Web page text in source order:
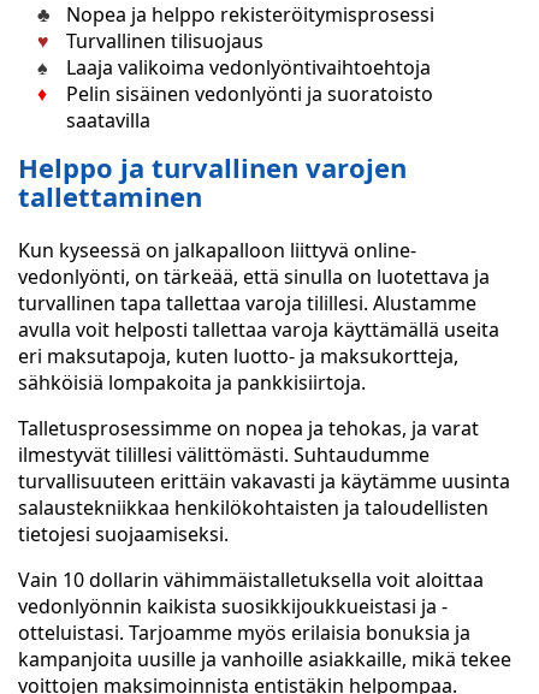
Nopea ja helppo rekisteröitymisprosessi
Turvallinen tilisuojaus
Laaja valikoima vedonlyöntivaihtoehtoja
Pelin sisäinen vedonlyönti ja suoratoisto
saatavilla
Helppo ja turvallinen varojen
tallettaminen
Kun kyseessä on jalkapalloon liittyvä online-
vedonlyönti, on tärkeää, että sinulla on luotettava ja
turvallinen tapa tallettaa varoja tilillesi. Alustamme
avulla voit helposti tallettaa varoja käyttämällä useita
eri maksutapoja, kuten luotto- ja maksukortteja,
sähköisiä lompakoita ja pankkisiirtoja.
Talletusprosessimme on nopea ja tehokas, ja varat
ilmestyvät tilillesi välittömästi. Suhtaudumme
turvallisuuteen erittäin vakavasti ja käytämme uusinta
salaustekniikkaa henkilökohtaisten ja taloudellisten
tietojesi suojaamiseksi.
Vain 10 dollarin vähimmäistalletuksella voit aloittaa
vedonlyönnin kaikista suosikkijoukkueistasi ja -
otteluistasi. Tarjoamme myös erilaisia bonuksia ja
kampanjoita uusille ja vanhoille asiakkaille, mikä tekee
voittojen maksimoinnista entistäkin helpompaa.